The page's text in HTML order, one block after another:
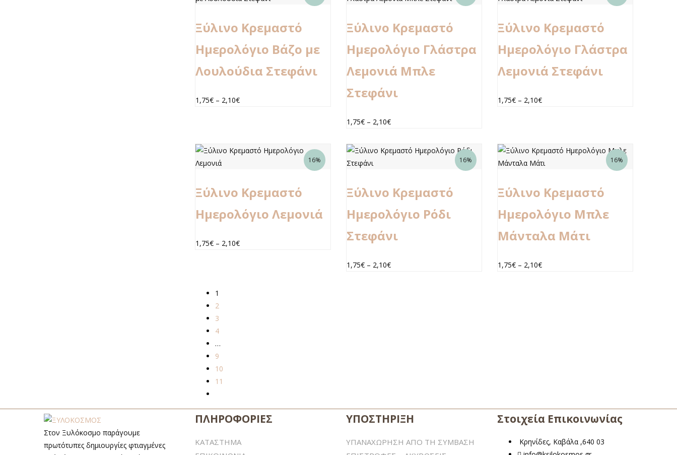
Ξύλινο Κρεμαστό
Ημερολόγιο Βάζο με
Λουλούδια Στεφάνι
1,75€ – 2,10€
Ξύλινο Κρεμαστό
Ημερολόγιο Γλάστρα
Λεμονιά Μπλε
Στεφάνι
1,75€ – 2,10€
Ξύλινο Κρεμαστό
Ημερολόγιο Γλάστρα
Λεμονιά Στεφάνι
1,75€ – 2,10€
16%
Ξύλινο Κρεμαστό
Ημερολόγιο Λεμονιά
1,75€ – 2,10€
16%
Ξύλινο Κρεμαστό
Ημερολόγιο Ρόδι
Στεφάνι
1,75€ – 2,10€
16%
Ξύλινο Κρεμαστό
Ημερολόγιο Μπλε
Μάνταλα Μάτι
1,75€ – 2,10€
1
2
3
4
…
9
10
11
Στον Ξυλόκοσμο παράγουμε
πρωτότυπες δημιουργίες φτιαγμένες
ΠΛΗΡΟΦΟΡΙΕΣ
ΚΑΤΑΣΤΗΜΑ
ΥΠΟΣΤΗΡΙΞΗ
ΥΠΑΝΑΧΩΡΗΣΗ ΑΠΟ ΤΗ ΣΥΜΒΑΣΗ
Στοιχεία Επικοινωνίας
Κρηνίδες, Καβάλα ,640 03